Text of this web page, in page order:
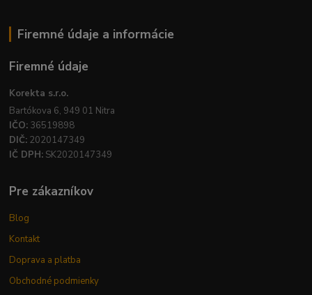
Firemné údaje a informácie
Firemné údaje
Korekta s.r.o.
Bartókova 6, 949 01 Nitra
IČO: 36519898
DIČ: 2020147349
IČ DPH: SK2020147349
Pre zákazníkov
Blog
Kontakt
Doprava a platba
Obchodné podmienky